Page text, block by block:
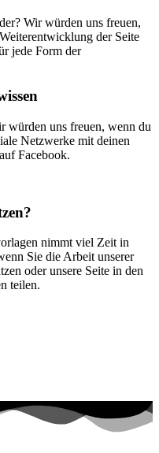
Wir würden uns freuen,
der Seite
jede Form der
würden uns freuen, wenn du
Netzwerke mit deinen
Facebook.
nimmt viel Zeit in
Sie die Arbeit unserer
oder unsere Seite in den
teilen.